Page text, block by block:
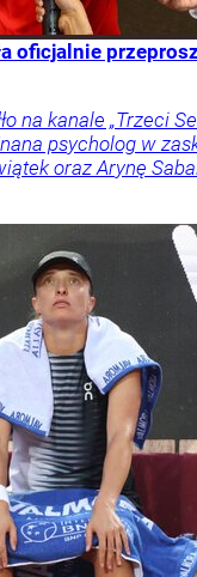
oficjalnie
na kanale „Trzeci
psycholog w
oraz Arynę